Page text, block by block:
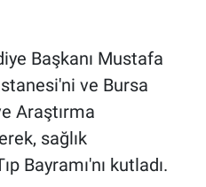
Başkanı Mustafa
ve Bursa
Araştırma
sağlık
Bayramı'nı kutladı.